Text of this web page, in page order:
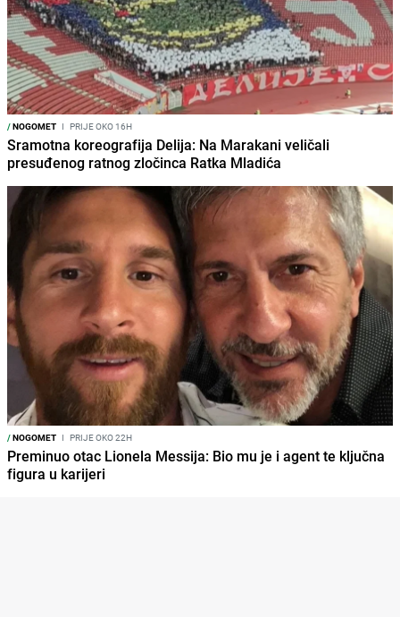
/NOGOMET I PRIJE OKO 16H
Sramotna koreografija Delija: Na Marakani veličali
presuđenog ratnog zločinca Ratka Mladića
/NOGOMET I PRIJE OKO 22H
Preminuo otac Lionela Messija: Bio mu je i agent te ključna
figura u karijeri